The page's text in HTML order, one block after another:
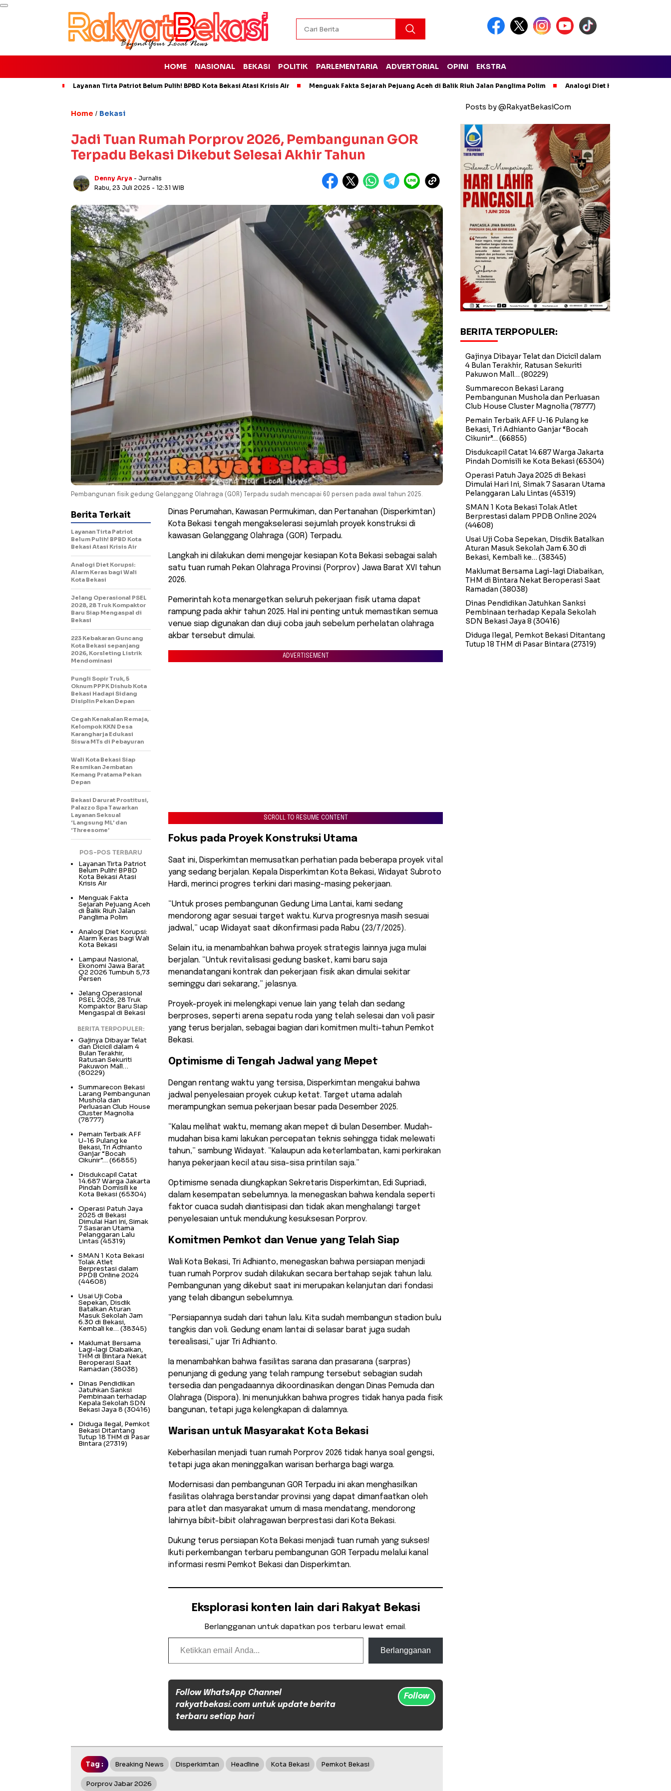
HOME NASIONAL BEKASI POLITIK PARLEMENTARIA ADVERTORIAL OPINI EKSTRA
Layanan Tirta Patriot Belum Pulih! BPBD Kota Bekasi Atasi Krisis Air Menguak Fakta Sejarah Pejuang Aceh di Balik Riuh Jalan Panglima Polim Analogi Diet Korupsi: Alarm
Home / Bekasi
Jadi Tuan Rumah Porprov 2026, Pembangunan GOR
Terpadu Bekasi Dikebut Selesai Akhir Tahun
Denny Arya - Jurnalis
Rabu, 23 Juli 2025 - 12:31 WIB
Pembangunan fisik gedung Gelanggang Olahraga (GOR) Terpadu sudah mencapai 60 persen pada awal tahun 2025.
Dinas Perumahan, Kawasan Permukiman, dan Pertanahan (Disperkimtan)
Kota Bekasi tengah mengakselerasi sejumlah proyek konstruksi di
kawasan Gelanggang Olahraga (GOR) Terpadu.
Langkah ini dilakukan demi mengejar kesiapan Kota Bekasi sebagai salah
satu tuan rumah Pekan Olahraga Provinsi (Porprov) Jawa Barat XVI tahun
2026.
Pemerintah kota menargetkan seluruh pekerjaan fisik utama dapat
rampung pada akhir tahun 2025. Hal ini penting untuk memastikan semua
venue siap digunakan dan diuji coba jauh sebelum perhelatan olahraga
akbar tersebut dimulai.
ADVERTISEMENT
SCROLL TO RESUME CONTENT
Fokus pada Proyek Konstruksi Utama
Saat ini, Disperkimtan memusatkan perhatian pada beberapa proyek vital
yang sedang berjalan. Kepala Disperkimtan Kota Bekasi, Widayat Subroto
Hardi, merinci progres terkini dari masing-masing pekerjaan.
“Untuk proses pembangunan Gedung Lima Lantai, kami sedang
mendorong agar sesuai target waktu. Kurva progresnya masih sesuai
jadwal,” ucap Widayat saat dikonfirmasi pada Rabu (23/7/2025).
Selain itu, ia menambahkan bahwa proyek strategis lainnya juga mulai
berjalan. “Untuk revitalisasi gedung basket, kami baru saja
menandatangani kontrak dan pekerjaan fisik akan dimulai sekitar
seminggu dari sekarang,” jelasnya.
Proyek-proyek ini melengkapi venue lain yang telah dan sedang
berproses, seperti arena sepatu roda yang telah selesai dan voli pasir
yang terus berjalan, sebagai bagian dari komitmen multi-tahun Pemkot
Bekasi.
Optimisme di Tengah Jadwal yang Mepet
Dengan rentang waktu yang tersisa, Disperkimtan mengakui bahwa
jadwal penyelesaian proyek cukup ketat. Target utama adalah
merampungkan semua pekerjaan besar pada Desember 2025.
“Kalau melihat waktu, memang akan mepet di bulan Desember. Mudah-
mudahan bisa kami lakukan percepatan teknis sehingga tidak melewati
tahun,” sambung Widayat. “Kalaupun ada keterlambatan, kami perkirakan
hanya pekerjaan kecil atau sisa-sisa printilan saja.”
Optimisme senada diungkapkan Sekretaris Disperkimtan, Edi Supriadi,
dalam kesempatan sebelumnya. Ia menegaskan bahwa kendala seperti
faktor cuaca sudah diantisipasi dan tidak akan menghalangi target
penyelesaian untuk mendukung kesuksesan Porprov.
Komitmen Pemkot dan Venue yang Telah Siap
Wali Kota Bekasi, Tri Adhianto, menegaskan bahwa persiapan menjadi
tuan rumah Porprov sudah dilakukan secara bertahap sejak tahun lalu.
Pembangunan yang dikebut saat ini merupakan kelanjutan dari fondasi
yang telah dibangun sebelumnya.
“Persiapannya sudah dari tahun lalu. Kita sudah membangun stadion bulu
tangkis dan voli. Gedung enam lantai di selasar barat juga sudah
terealisasi,” ujar Tri Adhianto.
Ia menambahkan bahwa fasilitas sarana dan prasarana (sarpras)
penunjang di gedung yang telah rampung tersebut sebagian sudah
tersedia dan pengadaannya dikoordinasikan dengan Dinas Pemuda dan
Olahraga (Dispora). Ini menunjukkan bahwa progres tidak hanya pada fisik
bangunan, tetapi juga kelengkapan di dalamnya.
Warisan untuk Masyarakat Kota Bekasi
Keberhasilan menjadi tuan rumah Porprov 2026 tidak hanya soal gengsi,
tetapi juga akan meninggalkan warisan berharga bagi warga.
Modernisasi dan pembangunan GOR Terpadu ini akan menghasilkan
fasilitas olahraga berstandar provinsi yang dapat dimanfaatkan oleh
para atlet dan masyarakat umum di masa mendatang, mendorong
lahirnya bibit-bibit olahragawan berprestasi dari Kota Bekasi.
Dukung terus persiapan Kota Bekasi menjadi tuan rumah yang sukses!
Ikuti perkembangan terbaru pembangunan GOR Terpadu melalui kanal
informasi resmi Pemkot Bekasi dan Disperkimtan.
Eksplorasi konten lain dari Rakyat Bekasi
Berlangganan untuk dapatkan pos terbaru lewat email.
Ketikkan email Anda...
Berlangganan
Follow WhatsApp Channel
rakyatbekasi.com untuk update berita
terbaru setiap hari
Follow
Berita Terkait
Layanan Tirta Patriot
Belum Pulih! BPBD Kota
Bekasi Atasi Krisis Air
Analogi Diet Korupsi:
Alarm Keras bagi Wali
Kota Bekasi
Jelang Operasional PSEL
2028, 28 Truk Kompaktor
Baru Siap Mengaspal di
Bekasi
223 Kebakaran Guncang
Kota Bekasi sepanjang
2026, Korsleting Listrik
Mendominasi
Pungli Sopir Truk, 5
Oknum PPPK Dishub Kota
Bekasi Hadapi Sidang
Disiplin Pekan Depan
Cegah Kenakalan Remaja,
Kelompok KKN Desa
Karangharja Edukasi
Siswa MTs di Pebayuran
Wali Kota Bekasi Siap
Resmikan Jembatan
Kemang Pratama Pekan
Depan
Bekasi Darurat Prostitusi,
Palazzo Spa Tawarkan
Layanan Seksual
‘Langsung ML’ dan
‘Threesome’
POS-POS TERBARU
Layanan Tirta Patriot
Belum Pulih! BPBD
Kota Bekasi Atasi
Krisis Air
Menguak Fakta
Sejarah Pejuang Aceh
di Balik Riuh Jalan
Panglima Polim
Analogi Diet Korupsi:
Alarm Keras bagi Wali
Kota Bekasi
Lampaui Nasional,
Ekonomi Jawa Barat
Q2 2026 Tumbuh 5,73
Persen
Jelang Operasional
PSEL 2028, 28 Truk
Kompaktor Baru Siap
Mengaspal di Bekasi
BERITA TERPOPULER:
Gajinya Dibayar Telat
dan Dicicil dalam 4
Bulan Terakhir,
Ratusan Sekuriti
Pakuwon Mall…
(80229)
Summarecon Bekasi
Larang Pembangunan
Mushola dan
Perluasan Club House
Cluster Magnolia
(78777)
Pemain Terbaik AFF
U-16 Pulang ke
Bekasi, Tri Adhianto
Ganjar “Bocah
Cikunir”… (66855)
Disdukcapil Catat
14.687 Warga Jakarta
Pindah Domisili ke
Kota Bekasi (65304)
Operasi Patuh Jaya
2025 di Bekasi
Dimulai Hari Ini, Simak
7 Sasaran Utama
Pelanggaran Lalu
Lintas(45319)
SMAN 1 Kota Bekasi
Tolak Atlet
Berprestasi dalam
PPDB Online 2024
(44608)
Usai Uji Coba
Sepekan, Disdik
Batalkan Aturan
Masuk Sekolah Jam
6.30 di Bekasi,
Kembali ke… (38345)
Maklumat Bersama
Lagi-lagi Diabaikan,
THM di Bintara Nekat
Beroperasi Saat
Ramadan (38038)
Dinas Pendidikan
Jatuhkan Sanksi
Pembinaan terhadap
Kepala Sekolah SDN
Bekasi Jaya 8 (30416)
Diduga Ilegal, Pemkot
Bekasi Ditantang
Tutup 18 THM di Pasar
Bintara (27319)
Tag : Breaking News Disperkimtan Headline Kota Bekasi Pemkot Bekasi
Porprov Jabar 2026
Posts by @RakyatBekasiCom
BERITA TERPOPULER:
Gajinya Dibayar Telat dan Dicicil dalam
4 Bulan Terakhir, Ratusan Sekuriti
Pakuwon Mall… (80229)
Summarecon Bekasi Larang
Pembangunan Mushola dan Perluasan
Club House Cluster Magnolia (78777)
Pemain Terbaik AFF U-16 Pulang ke
Bekasi, Tri Adhianto Ganjar “Bocah
Cikunir”… (66855)
Disdukcapil Catat 14.687 Warga Jakarta
Pindah Domisili ke Kota Bekasi(65304)
Operasi Patuh Jaya 2025 di Bekasi
Dimulai Hari Ini, Simak 7 Sasaran Utama
Pelanggaran Lalu Lintas (45319)
SMAN 1 Kota Bekasi Tolak Atlet
Berprestasi dalam PPDB Online 2024
(44608)
Usai Uji Coba Sepekan, Disdik Batalkan
Aturan Masuk Sekolah Jam 6.30 di
Bekasi, Kembali ke… (38345)
Maklumat Bersama Lagi-lagi Diabaikan,
THM di Bintara Nekat Beroperasi Saat
Ramadan (38038)
Dinas Pendidikan Jatuhkan Sanksi
Pembinaan terhadap Kepala Sekolah
SDN Bekasi Jaya 8 (30416)
Diduga Ilegal, Pemkot Bekasi Ditantang
Tutup 18 THM di Pasar Bintara (27319)